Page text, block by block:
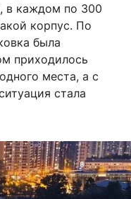
в каждом по 300
корпус. По
была
приходилось
места, а с
стала